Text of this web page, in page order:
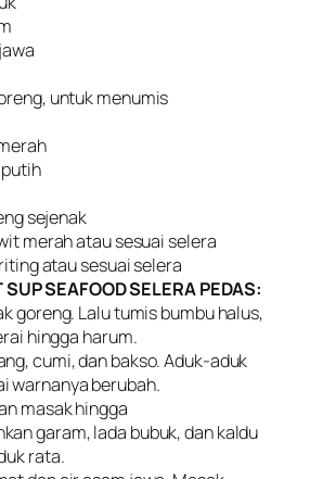
untuk menumis
putih
sejenak
merah atau sesuai selera
atau sesuai selera
SEAFOOD SELERA PEDAS:
goreng. Lalu tumis bumbu halus,
hingga harum.
cumi, dan bakso. Aduk-aduk
warnanya berubah.
masak hingga
garam, lada bubuk, dan kaldu
rata.